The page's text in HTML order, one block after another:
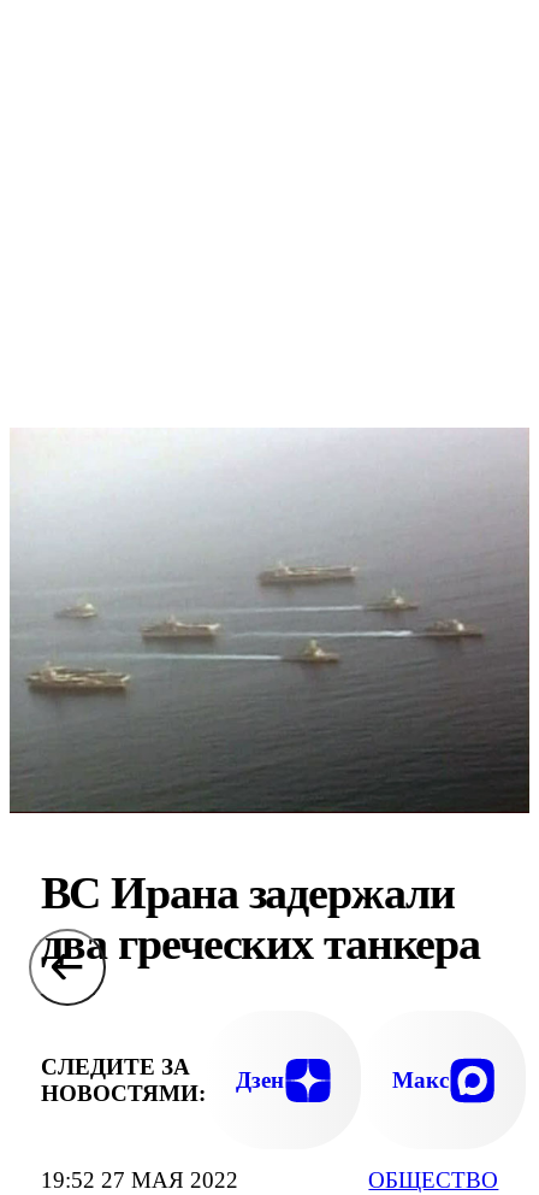
19:52 27 МАЯ 2022
ОБЩЕСТВО
ВС Ирана задержали
два греческих танкера
СЛЕДИТЕ ЗА
НОВОСТЯМИ:
Дзен Макс